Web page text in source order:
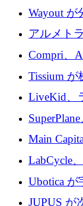
達成
Wayout
プラット
ーロを調達
アルメト
ためにシ
Compri、
320 万ユ
Tissium
3,000 万
LiveKid、
Aldea を買
クフロー
Main
でエンタ
LabCycle
ステムを
めに43万
Ubotica
リジェン
JUPUS が